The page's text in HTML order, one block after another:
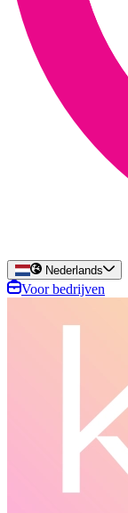
Nederlands
Voor bedrijven